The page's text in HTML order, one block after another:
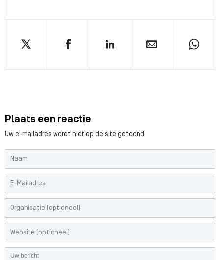
Plaats een reactie
Uw e-mailadres wordt niet op de site getoond